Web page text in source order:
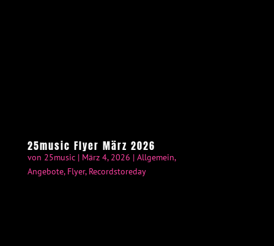
25music Flyer März 2026
von 25music| März 4, 2026 | Allgemein,
Angebote, Flyer, Recordstoreday